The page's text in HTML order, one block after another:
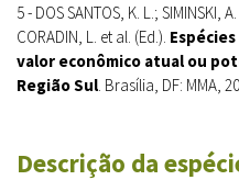
5 - DOS SANTOS, K. L.; SIMINSKI, A.
CORADIN, L. et al. (Ed.).
valor econômico atual ou
Região Sul . Brasília, DF: MMA,
Descrição da